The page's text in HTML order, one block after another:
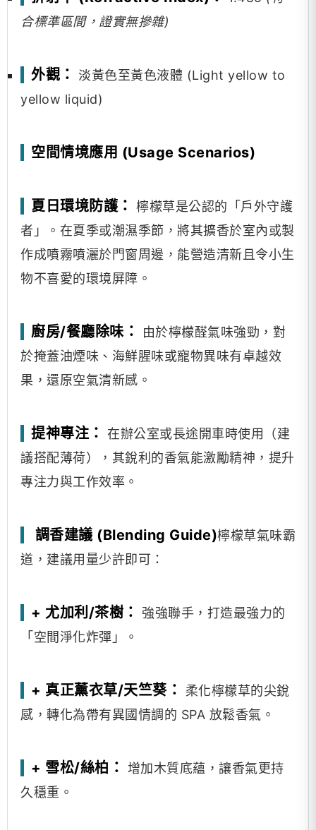
合標準區間，證實無摻雜)
外觀：
淡黃色至黃色液體 (Light yellow to
yellow liquid)
空間情境應用 (Usage Scenarios)
夏日環境防護：
檸檬草是公認的「戶外守護
者」。在夏季或潮濕季節，將其擴香於室內或製
作成噴霧噴灑於門窗周邊，能營造清新且令小生
物不喜愛的環境屏障。
廚房/餐廳除味：
由於檸檬醛氣味強勁，對
於掩蓋油煙味、海鮮腥味或寵物異味有卓越效
果，還原空氣清新感。
提神專注：
在辦公室或長途開車時使用（建
議搭配薄荷），其銳利的香氣能激勵精神，提升
專注力與工作效率。
調香建議 (Blending Guide)檸檬草氣味霸
道，建議用量少許即可：
+ 尤加利/茶樹：
強強聯手，打造最強力的
「空間淨化炸彈」。
+ 真正薰衣草/天竺葵：
柔化檸檬草的尖銳
感，轉化為帶有異國情調的 SPA 放鬆香氣。
+ 雪松/絲柏：
增加木質底蘊，讓香氣更持
久穩重。